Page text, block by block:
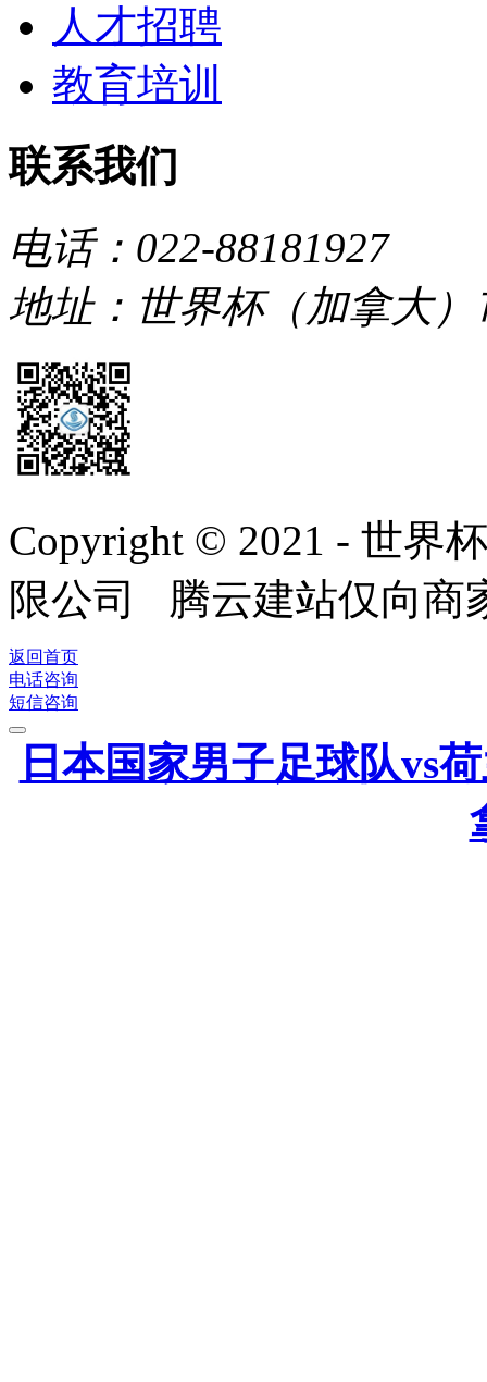
人才招聘
教育培训
联系我们
电话：022-88181927
地址：世界杯（加拿大
Copyright © 2021 - 世界
限公司 腾云建站仅向商
返回首页
电话咨询
短信咨询
日本国家男子足球队vs